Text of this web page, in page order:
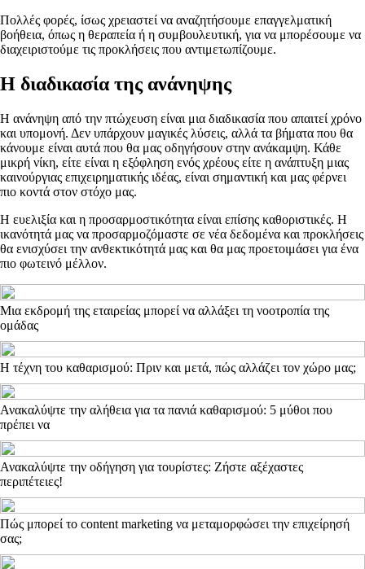
Πολλές φορές, ίσως χρειαστεί να αναζητήσουμε επαγγελματική
βοήθεια, όπως η θεραπεία ή η συμβουλευτική, για να μπορέσουμε να
διαχειριστούμε τις προκλήσεις που αντιμετωπίζουμε.
Η διαδικασία της ανάνηψης
Η ανάνηψη από την πτώχευση είναι μια διαδικασία που απαιτεί χρόνο
και υπομονή. Δεν υπάρχουν μαγικές λύσεις, αλλά τα βήματα που θα
κάνουμε είναι αυτά που θα μας οδηγήσουν στην ανάκαμψη. Κάθε
μικρή νίκη, είτε είναι η εξόφληση ενός χρέους είτε η ανάπτυξη μιας
καινούργιας επιχειρηματικής ιδέας, είναι σημαντική και μας φέρνει
πιο κοντά στον στόχο μας.
Η ευελιξία και η προσαρμοστικότητα είναι επίσης καθοριστικές. Η
ικανότητά μας να προσαρμοζόμαστε σε νέα δεδομένα και προκλήσεις
θα ενισχύσει την ανθεκτικότητά μας και θα μας προετοιμάσει για ένα
πιο φωτεινό μέλλον.
Μια εκδρομή της εταιρείας μπορεί να αλλάξει τη νοοτροπία της
ομάδας
Η τέχνη του καθαρισμού: Πριν και μετά, πώς αλλάζει τον χώρο μας;
Ανακαλύψτε την αλήθεια για τα πανιά καθαρισμού: 5 μύθοι που
πρέπει να
Ανακαλύψτε την οδήγηση για τουρίστες: Ζήστε αξέχαστες
περιπέτειες!
Πώς μπορεί το content marketing να μεταμορφώσει την επιχείρησή
σας;